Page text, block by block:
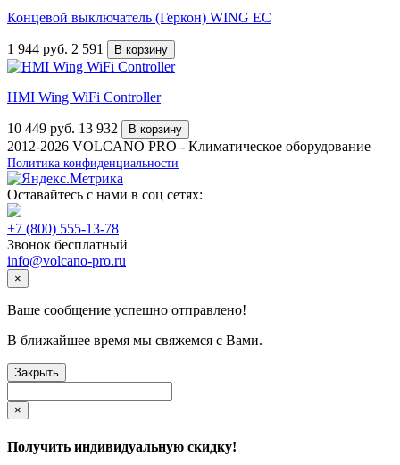
Концевой выключатель (Геркон) WING EC
1 944 руб. 2 591 В корзину
HMI Wing WiFi Controller
10 449 руб. 13 932 В корзину
2012-2026 VOLCANO PRO - Климатическое оборудование
Политика конфиденциальности
Оставайтесь с нами в соц сетях:
+7 (800) 555-13-78
Звонок бесплатный
info@volcano-pro.ru
×
Ваше сообщение успешно отправлено!
В ближайшее время мы свяжемся с Вами.
Закрыть
×
Получить индивидуальную скидку!